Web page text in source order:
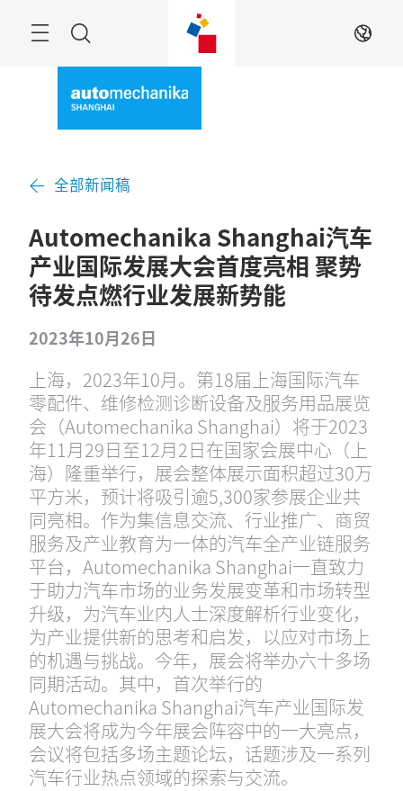
菜
ZH
全部新闻稿
Automechanika Shanghai汽车
产业国际发展大会首度亮相 聚势
待发点燃行业发展新势能
2023年10月26日
上海，2023年10月。第18届上海国际汽车
零配件、维修检测诊断设备及服务用品展览
会（Automechanika Shanghai）将于2023
年11月29日至12月2日在国家会展中心（上
海）隆重举行，展会整体展示面积超过30万
平方米，预计将吸引逾5,300家参展企业共
同亮相。作为集信息交流、行业推广、商贸
服务及产业教育为一体的汽车全产业链服务
平台，Automechanika Shanghai一直致力
于助力汽车市场的业务发展变革和市场转型
升级，为汽车业内人士深度解析行业变化，
为产业提供新的思考和启发，以应对市场上
的机遇与挑战。今年，展会将举办六十多场
同期活动。其中，首次举行的
Automechanika Shanghai汽车产业国际发
展大会将成为今年展会阵容中的一大亮点，
会议将包括多场主题论坛，话题涉及一系列
汽车行业热点领域的探索与交流。